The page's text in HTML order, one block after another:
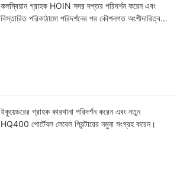
কলম্বিয়ান গ্রাহক HOIN সদর দপ্তর পরিদর্শন করেন এবং
বিস্তারিত পরিকাঠামো পরিদর্শনের পর কৌশলগত অংশীদারিত্ব
ইকুয়েডরের গ্রাহক কারখানা পরিদর্শন করেন এবং নতুন
HQ400 পোর্টেবল লেবেল প্রিন্টারের নমুনা সংগ্রহ করেন।